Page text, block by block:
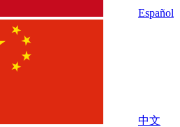
Español
中文